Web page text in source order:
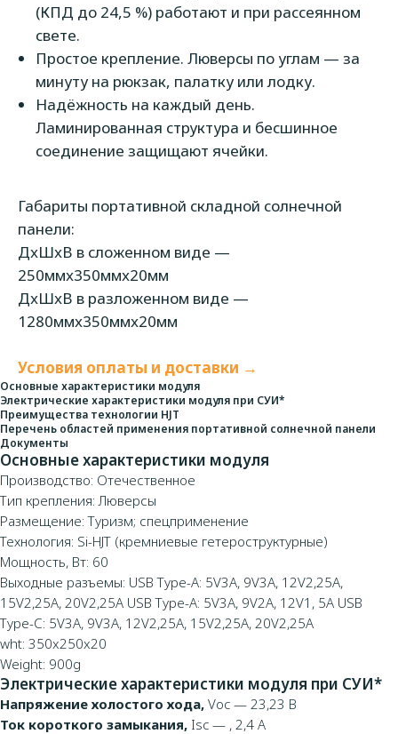
(КПД до 24,5 %) работают и при рассеянном
свете.
Простое крепление. Люверсы по углам — за
минуту на рюкзак, палатку или лодку.
Надёжность на каждый день.
Ламинированная структура и бесшинное
соединение защищают ячейки.
Габариты портативной складной солнечной
панели:
ДxШxВ в сложенном виде —
250ммx350ммx20мм
ДxШxВ в разложенном виде —
1280ммx350ммx20мм
Условия оплаты и доставки →
Основные характеристики модуля
Электрические характеристики модуля при СУИ*
Преимущества технологии HJT
Перечень областей применения портативной солнечной панели
Документы
Основные характеристики модуля
Производство: Отечественное
Тип крепления: Люверсы
Размещение: Туризм; спецприменение
Технология: Si-HJT (кремниевые гетероструктурные)
Мощность, Вт: 60
Выходные разъемы: USB Type-A: 5V3A, 9V3A, 12V2,25A,
15V2,25A, 20V2,25A USB Type-A: 5V3A, 9V2A, 12V1, 5A USB
Type-С: 5V3A, 9V3A, 12V2,25A, 15V2,25A, 20V2,25A
wht: 350x250x20
Weight: 900g
Электрические характеристики модуля при СУИ*
Напряжение холостого хода, Voc — 23,23 B
Ток короткого замыкания, Isc — , 2,4 A